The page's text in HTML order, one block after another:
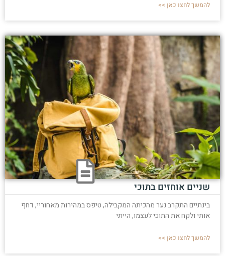
להמשך לחצו כאן >>
שניים אוחזים בתוכי
בינתיים התקרב נער מהכיתה המקבילה, טיפס במהירות מאחוריי, דחף
אותי ולקח את התוכי לעצמו, הייתי
להמשך לחצו כאן >>